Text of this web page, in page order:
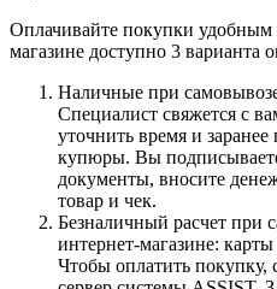
Оплачивайте покупки удобным
магазине доступно 3 варианта
Наличные при
Специалист свяжется с
уточнить время и
купюры. Вы
документы, вносите
товар и чек.
Безналичный расчет при
интернет-магазине:
Чтобы оплатить покупку,